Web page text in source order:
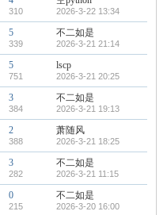
310 2026-3-22 13:34
5
339
不二如是
2026-3-21 21:14
5
751
lscp
2026-3-21 20:25
3
384
不二如是
2026-3-21 19:13
2
388
萧随风
2026-3-21 18:25
3
282
不二如是
2026-3-21 11:15
0
215
不二如是
2026-3-20 16:00